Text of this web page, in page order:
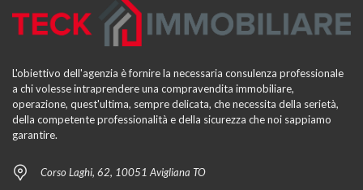
L'obiettivo dell'agenzia è fornire la necessaria consulenza professionale
a chi volesse intraprendere una compravendita immobiliare,
operazione, quest'ultima, sempre delicata, che necessita della serietà,
della competente professionalità e della sicurezza che noi sappiamo
garantire.
Corso Laghi, 62, 10051 Avigliana TO